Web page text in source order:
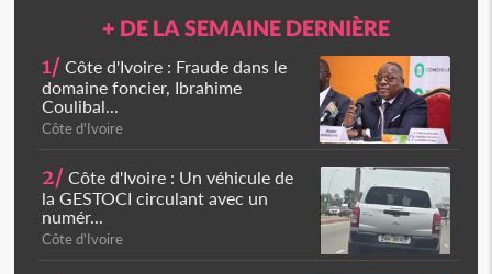
+ DE LA SEMAINE DERNIÈRE
1/ Côte d'Ivoire : Fraude dans le
domaine foncier, Ibrahime
Coulibal...
Côte d'Ivoire
2/ Côte d'Ivoire : Un véhicule de
la GESTOCI circulant avec un
numér...
Côte d'Ivoire